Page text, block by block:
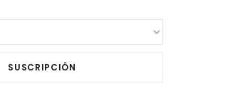
SUSCRIPCIÓN